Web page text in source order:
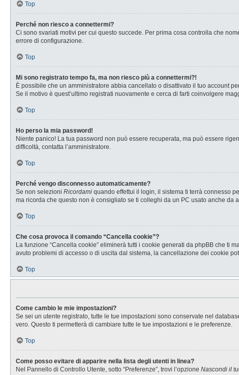
Top
Perché non riesco a connettermi?
Ci sono svariati motivi per cui questo succede. Per prima cosa controlla che
errore di configurazione.
Top
Mi sono registrato tempo fa, ma non riesco più a connettermi?!
È possibile che un amministratore abbia cancellato o disattivato il tuo account
Se il motivo è quest’ultimo registrati nuovamente e cerca di farti coinvolgere
Top
Ho perso la mia password!
Niente panico! La tua password non può essere recuperata, ma può essere
difficoltà, contatta l’amministratore.
Top
Perché vengo disconnesso automaticamente?
Se non selezioni Ricordami quando effettui il login, il sistema ti terrà connesso
ma ricorda che questo non è consigliato se ti colleghi da un PC usato anche
Top
Che cosa provoca il comando “Cancella cookie”?
La funzione “Cancella cookie” eliminerà tutti i cookie generati da phpBB che ti
avuto problemi di accesso o di uscita dal sistema, la cancellazione dei cookie
Top
Come cambio le mie impostazioni?
Se sei un utente registrato, tutte le tue impostazioni sono conservate nel
vero. Questo ti permetterà di cambiare tutte le tue impostazioni e le preferenze.
Top
Come posso evitare di apparire nella lista degli utenti in linea?
Nel Pannello di Controllo Utente, sotto “Preferenze”, trovi l’opzione Nascondi il